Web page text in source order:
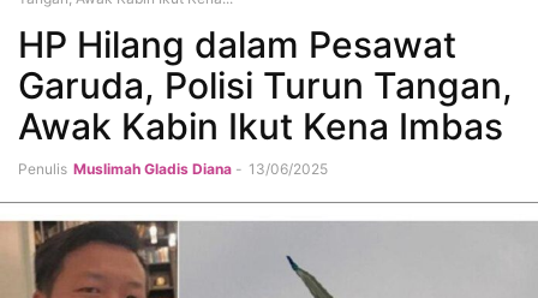
HP Hilang dalam Pesawat
Garuda, Polisi Turun Tangan,
Awak Kabin Ikut Kena Imbas
Penulis Muslimah Gladis Diana - 13/06/2025